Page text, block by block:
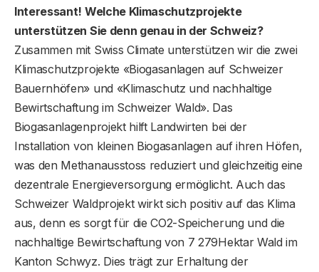
Interessant! Welche Klimaschutzprojekte
unterstützen Sie denn genau in der Schweiz?
Zusammen mit Swiss Climate unterstützen wir die zwei
Klimaschutzprojekte «Biogasanlagen auf Schweizer
Bauernhöfen» und «Klimaschutz und nachhaltige
Bewirtschaftung im Schweizer Wald». Das
Biogasanlagenprojekt hilft Landwirten bei der
Installation von kleinen Biogasanlagen auf ihren Höfen,
was den Methanausstoss reduziert und gleichzeitig eine
dezentrale Energieversorgung ermöglicht. Auch das
Schweizer Waldprojekt wirkt sich positiv auf das Klima
aus, denn es sorgt für die CO2-Speicherung und die
nachhaltige Bewirtschaftung von 7 279Hektar Wald im
Kanton Schwyz. Dies trägt zur Erhaltung der